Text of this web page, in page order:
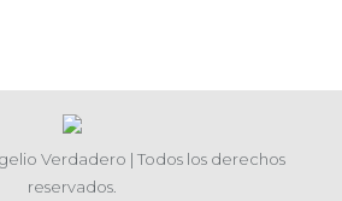
Verdadero | Todos los derechos
reservados.